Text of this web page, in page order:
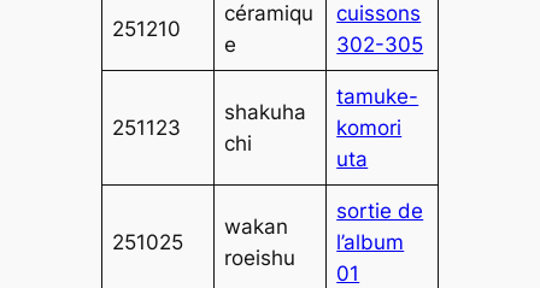
251210
céramiqu
e
cuissons
302-305
251123
shakuha
chi
tamuke-
komori
uta
251025
wakan
roeishu
sortie de
l’album
01